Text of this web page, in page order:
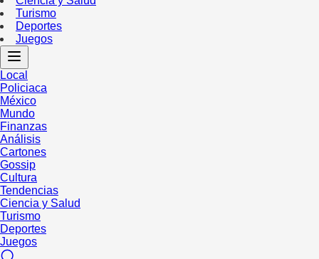
Turismo
Deportes
Juegos
Local
Policiaca
México
Mundo
Finanzas
Análisis
Cartones
Gossip
Cultura
Tendencias
Ciencia y Salud
Turismo
Deportes
Juegos